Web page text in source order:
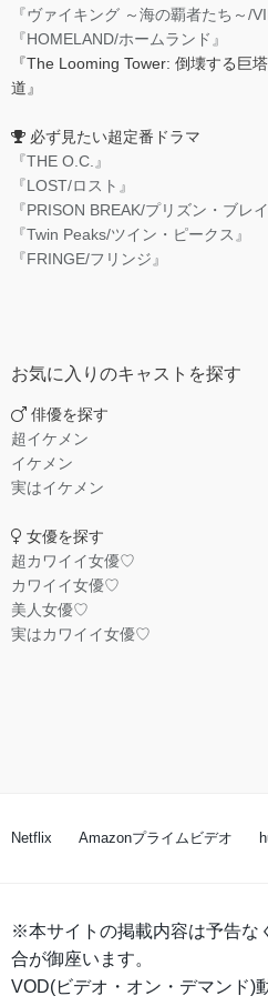
『ヴァイキング ～海の覇者たち～/
『HOMELAND/ホームランド』
『The Looming Tower: 倒壊する巨
道』
必ず見たい超定番ドラマ
『THE O.C.』
『LOST/ロスト』
『PRISON BREAK/プリズン・ブレイ
『Twin Peaks/ツイン・ピークス』
『FRINGE/フリンジ』
お気に入りのキャストを探す
俳優を探す
超イケメン
イケメン
実はイケメン
女優を探す
超カワイイ女優♡
カワイイ女優♡
美人女優♡
実はカワイイ女優♡
Netflix Amazonプライムビデオ
※本サイトの掲載内容は予告な
合が御座います。
VOD(ビデオ・オン・デマンド)